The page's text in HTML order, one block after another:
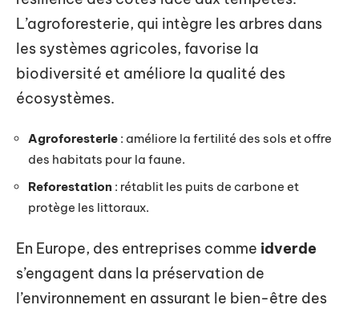
L’agroforesterie, qui intègre les arbres dans
les systèmes agricoles, favorise la
biodiversité et améliore la qualité des
écosystèmes.
Agroforesterie : améliore la fertilité des sols et offre
des habitats pour la faune.
Reforestation : rétablit les puits de carbone et
protège les littoraux.
En Europe, des entreprises comme idverde
s’engagent dans la préservation de
l’environnement en assurant le bien-être des